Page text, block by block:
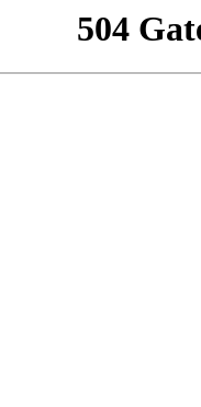
504